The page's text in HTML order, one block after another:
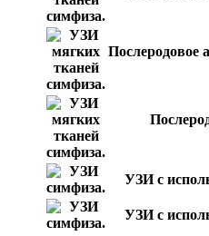
Послеродовое
УЗИ с
УЗИ с